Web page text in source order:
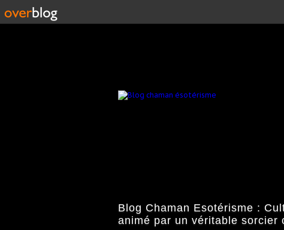
Blog Chaman Esotérisme :
animé par un véritable sorcier